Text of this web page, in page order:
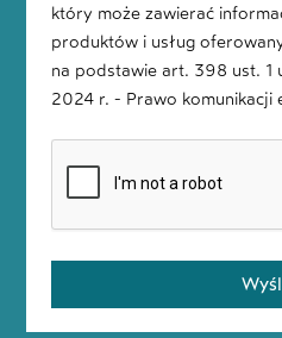
który może zawierać
produktów i usług
na podstawie art. 398 ust. 1
2024 r. - Prawo komunikacji